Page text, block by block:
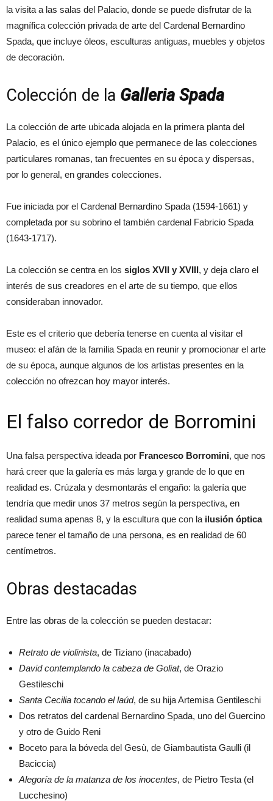
la visita a las salas del Palacio, donde se puede disfrutar de la
magnífica colección privada de arte del Cardenal Bernardino
Spada, que incluye óleos, esculturas antiguas, muebles y objetos
de decoración.
Colección de la Galleria Spada
La colección de arte ubicada alojada en la primera planta del
Palacio, es el único ejemplo que permanece de las colecciones
particulares romanas, tan frecuentes en su época y dispersas,
por lo general, en grandes colecciones.
Fue iniciada por el Cardenal Bernardino Spada (1594-1661) y
completada por su sobrino el también cardenal Fabricio Spada
(1643-1717).
La colección se centra en los siglos XVII y XVIII, y deja claro el
interés de sus creadores en el arte de su tiempo, que ellos
consideraban innovador.
Este es el criterio que debería tenerse en cuenta al visitar el
museo: el afán de la familia Spada en reunir y promocionar el arte
de su época, aunque algunos de los artistas presentes en la
colección no ofrezcan hoy mayor interés.
El falso corredor de Borromini
Una falsa perspectiva ideada por Francesco Borromini, que nos
hará creer que la galería es más larga y grande de lo que en
realidad es. Crúzala y desmontarás el engaño: la galería que
tendría que medir unos 37 metros según la perspectiva, en
realidad suma apenas 8, y la escultura que con la ilusión óptica
parece tener el tamaño de una persona, es en realidad de 60
centímetros.
Obras destacadas
Entre las obras de la colección se pueden destacar:
Retrato de violinista, de Tiziano (inacabado)
David contemplando la cabeza de Goliat, de Orazio
Gestileschi
Santa Cecilia tocando el laúd, de su hija Artemisa Gentileschi
Dos retratos del cardenal Bernardino Spada, uno del Guercino
y otro de Guido Reni
Boceto para la bóveda del Gesù, de Giambautista Gaulli (il
Baciccia)
Alegoría de la matanza de los inocentes, de Pietro Testa (el
Lucchesino)